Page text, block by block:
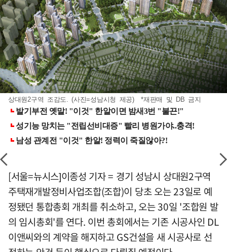
상대원2구역 조감도. (사진=성남시청 제공) *재판매 및 DB 금지
[서울=뉴시스]이종성 기자 = 경기 성남시 상대원2구역
주택재개발정비사업조합(조합)이 당초 오는 23일로 예
정됐던 통합총회 개최를 취소하고, 오는 30일 '조합원 발
의 임시총회'를 연다. 이번 총회에서는 기존 시공사인 DL
이앤씨와의 계약을 해지하고 GS건설을 새 시공사로 선